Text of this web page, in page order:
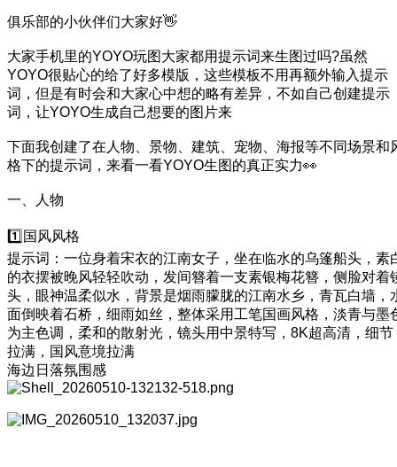
俱乐部的小伙伴们大家好👋
大家手机里的YOYO玩图大家都用提示词来生图过吗?虽然
YOYO很贴心的给了好多模版，这些模板不用再额外输入提示
词，但是有时会和大家心中想的略有差异，不如自己创建提示
词，让YOYO生成自己想要的图片来
下面我创建了在人物、景物、建筑、宠物、海报等不同场景和
格下的提示词，来看一看YOYO生图的真正实力👀
一、人物
1️⃣国风风格
提示词：一位身着宋衣的江南女子，坐在临水的乌篷船头，素
的衣摆被晚风轻轻吹动，发间簪着一支素银梅花簪，侧脸对着
头，眼神温柔似水，背景是烟雨朦胧的江南水乡，青瓦白墙，
面倒映着石桥，细雨如丝，整体采用工笔国画风格，淡青与墨
为主色调，柔和的散射光，镜头用中景特写，8K超高清，细节
拉满，国风意境拉满
海边日落氛围感